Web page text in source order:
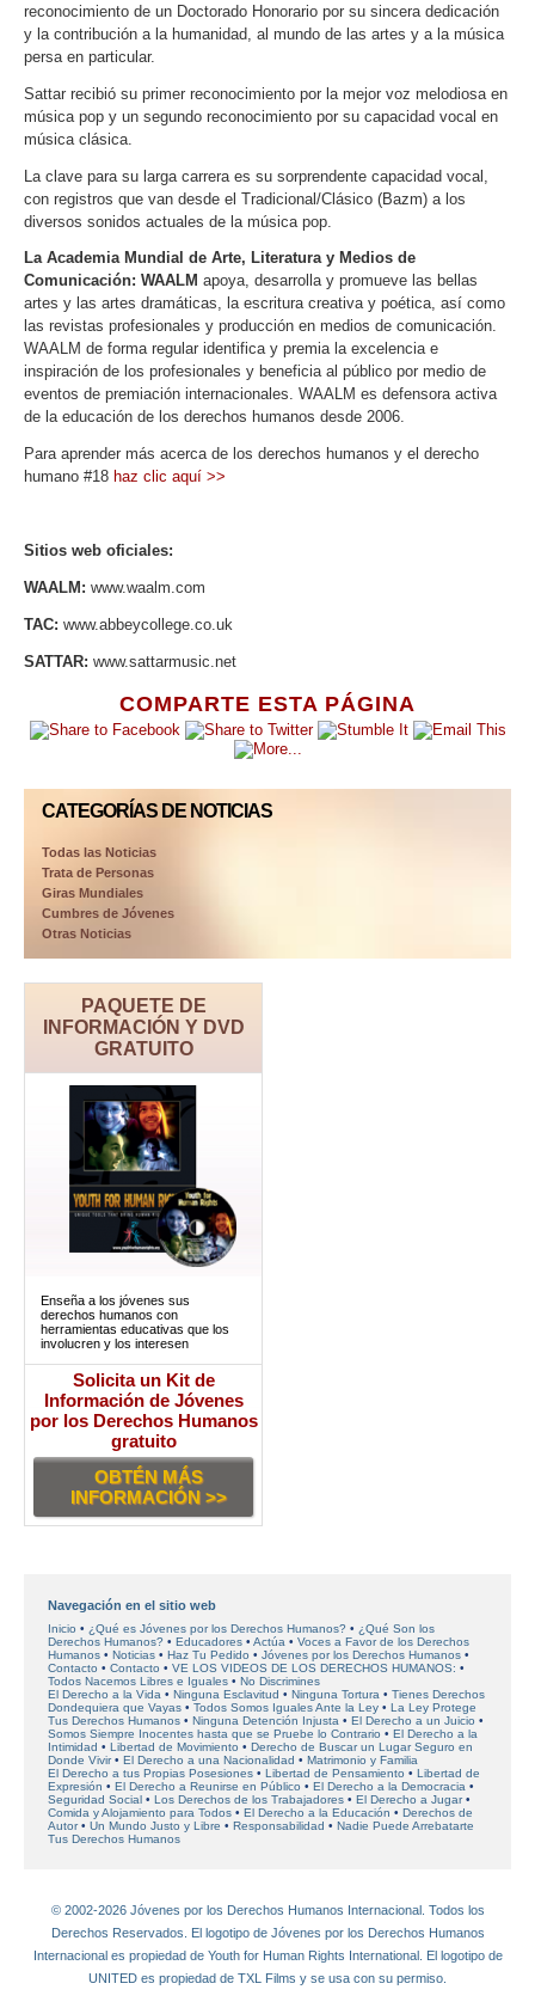
COMPARTE ESTA PÁGINA
CATEGORÍAS DE NOTICIAS
Todas las Noticias
Trata de Personas
Giras Mundiales
Cumbres de Jóvenes
Otras Noticias
PAQUETE DE
INFORMACIÓN Y DVD
GRATUITO
Enseña a los jóvenes sus
derechos humanos con
herramientas educativas que los
involucren y los interesen
Solicita un Kit de
Información de Jóvenes
por los Derechos Humanos
gratuito
OBTÉN MÁS
INFORMACIÓN >>
reconocimiento de un Doctorado Honorario por su sincera dedicación
y la contribución a la humanidad, al mundo de las artes y a la música
persa en particular.
Sattar recibió su primer reconocimiento por la mejor voz melodiosa en
música pop y un segundo reconocimiento por su capacidad vocal en
música clásica.
La clave para su larga carrera es su sorprendente capacidad vocal,
con registros que van desde el Tradicional/Clásico (Bazm) a los
diversos sonidos actuales de la música pop.
La Academia Mundial de Arte, Literatura y Medios de
Comunicación: WAALM apoya, desarrolla y promueve las bellas
artes y las artes dramáticas, la escritura creativa y poética, así como
las revistas profesionales y producción en medios de comunicación.
WAALM de forma regular identifica y premia la excelencia e
inspiración de los profesionales y beneficia al público por medio de
eventos de premiación internacionales. WAALM es defensora activa
de la educación de los derechos humanos desde 2006.
Para aprender más acerca de los derechos humanos y el derecho
humano #18 haz clic aquí >>
Sitios web oficiales:
WAALM: www.waalm.com
TAC: www.abbeycollege.co.uk
SATTAR: www.sattarmusic.net
Navegación en el sitio web
Inicio ¿Qué es Jóvenes por los Derechos Humanos?
¿Qué Son los
Derechos Humanos?
Educadores Actúa
Voces a Favor de los Derechos
Humanos
Noticias Haz Tu Pedido
Jóvenes por los Derechos Humanos
Contacto
Contacto
VE LOS VIDEOS DE LOS DERECHOS HUMANOS:
Todos Nacemos Libres e Iguales
No Discrimines
El Derecho a la Vida
Ninguna Esclavitud Ninguna Tortura
Tienes Derechos
Dondequiera que Vayas
Todos Somos Iguales Ante la Ley
La Ley Protege
Tus Derechos Humanos
Ninguna Detención Injusta
El Derecho a un Juicio
Somos Siempre Inocentes hasta que se Pruebe lo Contrario
El Derecho a la
Intimidad
Libertad de Movimiento
Derecho de Buscar un Lugar Seguro en
Donde Vivir
El Derecho a una Nacionalidad
Matrimonio y Familia
El Derecho a tus Propias Posesiones
Libertad de Pensamiento
Libertad de
Expresión
El Derecho a Reunirse en Público
El Derecho a la Democracia
Seguridad Social
Los Derechos de los Trabajadores
El Derecho a Jugar
Comida y Alojamiento para Todos
El Derecho a la Educación
Derechos de
Autor
Un Mundo Justo y Libre Responsabilidad
Nadie Puede Arrebatarte
Tus Derechos Humanos
© 2002-2026 Jóvenes por los Derechos Humanos Internacional. Todos los
Derechos Reservados. El logotipo de Jóvenes por los Derechos Humanos
Internacional es propiedad de Youth for Human Rights International. El logotipo de
UNITED es propiedad de TXL Films y se usa con su permiso.